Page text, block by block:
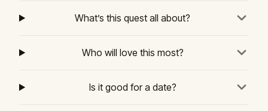
What’s this quest all about?
Who will love this most?
Is it good for a date?